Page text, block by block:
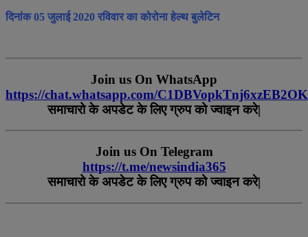
दिनांक 05 जुलाई 2020 रविवार का कोरोना हेल्थ बुलेटिन
Join us On WhatsApp
https://chat.whatsapp.com/
समाचारो के अपडेट के लिए ग्रुप को ज्वाइन करे|
Join us On Telegram
https://t.me/newsindia365
समाचारोकेअपडेटकेलिएग्रुपकोज्वाइनकरे|